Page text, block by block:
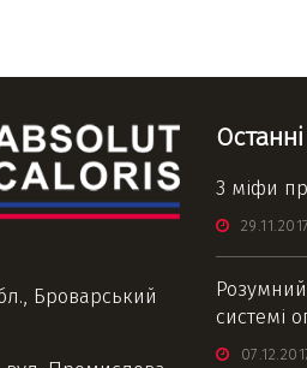
Броварський
3 міфи
системі